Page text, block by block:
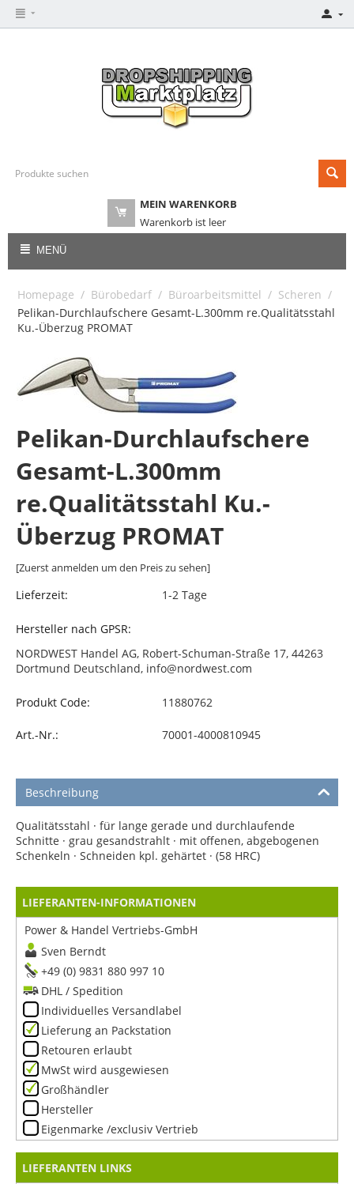
MEIN WARENKORB
Warenkorb ist leer
MENÜ
Homepage / Bürobedarf / Büroarbeitsmittel / Scheren /
Pelikan-Durchlaufschere Gesamt-L.300mm re.Qualitätsstahl
Ku.-Überzug PROMAT
Pelikan-Durchlaufschere
Gesamt-L.300mm
re.Qualitätsstahl Ku.-
Überzug PROMAT
[Zuerst anmelden um den Preis zu sehen]
Lieferzeit: 1-2 Tage
Hersteller nach GPSR:
NORDWEST Handel AG, Robert-Schuman-Straße 17, 44263
Dortmund Deutschland, info@nordwest.com
Produkt Code: 11880762
Art.-Nr.: 70001-4000810945
Beschreibung
Qualitätsstahl · für lange gerade und durchlaufende
Schnitte · grau gesandstrahlt · mit offenen, abgebogenen
Schenkeln · Schneiden kpl. gehärtet · (58 HRC)
LIEFERANTEN-INFORMATIONEN
Power & Handel Vertriebs-GmbH
Sven Berndt
+49 (0) 9831 880 997 10
DHL / Spedition
Individuelles Versandlabel
Lieferung an Packstation
Retouren erlaubt
MwSt wird ausgewiesen
Großhändler
Hersteller
Eigenmarke /exclusiv Vertrieb
LIEFERANTEN LINKS